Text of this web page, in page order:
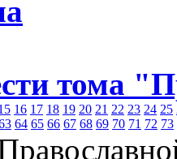
тома
16 17 18 19 20 21 22 23 24 25
64 65 66 67 68 69 70 71 72 73